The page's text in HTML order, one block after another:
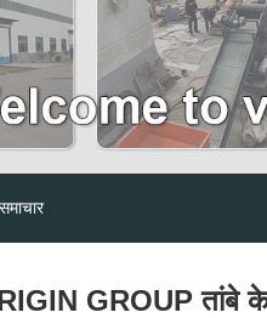
समाचार
GROUP तांबे के